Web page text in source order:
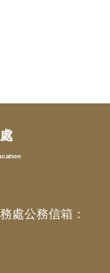
處公務信箱：